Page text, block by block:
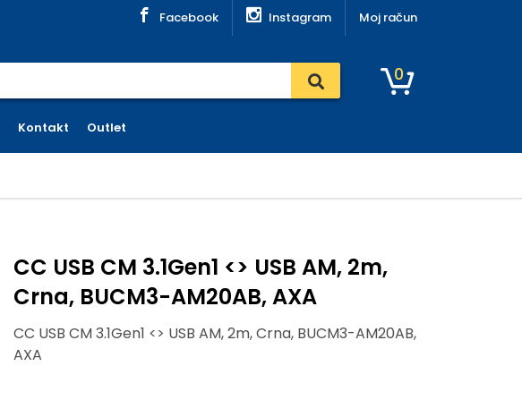
Facebook Instagram Moj račun
0
Kontakt Outlet
CC USB CM 3.1Gen1 <> USB AM, 2m,
Crna, BUCM3-AM20AB, AXA
CC USB CM 3.1Gen1 <> USB AM, 2m, Crna, BUCM3-AM20AB,
AXA